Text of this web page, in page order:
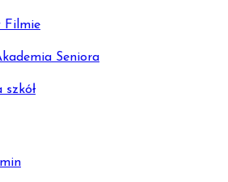
Filmie
Seniora